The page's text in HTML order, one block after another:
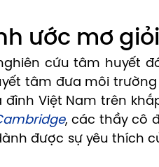
ước mơ
cứu tâm huyết
tâm đưa môi
Việt Nam trên
, các thầy cô
được sự yêu thích